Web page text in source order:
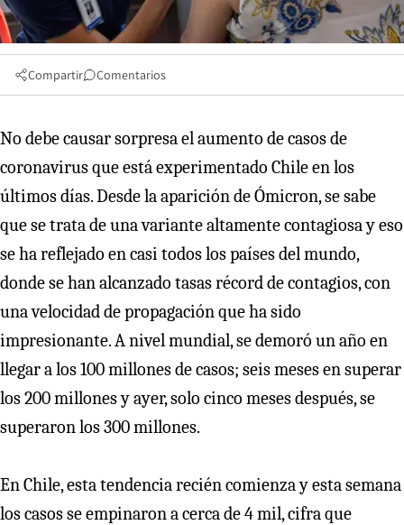
Compartir Comentarios
No debe causar sorpresa el aumento de casos de
coronavirus que está experimentado Chile en los
últimos días. Desde la aparición de Ómicron, se sabe
que se trata de una variante altamente contagiosa y eso
se ha reflejado en casi todos los países del mundo,
donde se han alcanzado tasas récord de contagios, con
una velocidad de propagación que ha sido
impresionante. A nivel mundial, se demoró un año en
llegar a los 100 millones de casos; seis meses en superar
los 200 millones y ayer, solo cinco meses después, se
superaron los 300 millones.
En Chile, esta tendencia recién comienza y esta semana
los casos se empinaron a cerca de 4 mil, cifra que